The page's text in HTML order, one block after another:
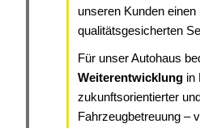
unseren Kunden
qualitätsgesicherten
Für unser Autohaus
Weiterentwicklung in
zukunftsorientierter
Fahrzeugbetreuung –